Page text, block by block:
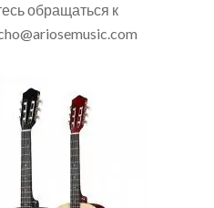
обращаться к